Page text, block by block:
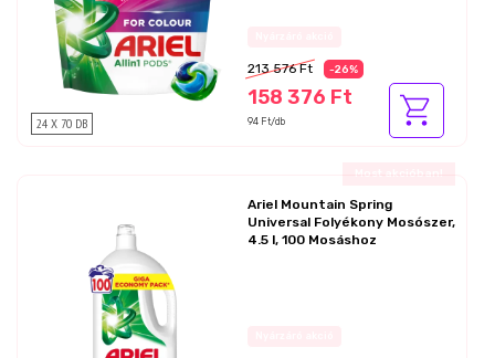
24 X 70 DB
213 576 Ft -26%
158 376 Ft
94 Ft/db
Ajándék akció!
Ariel Mountain Spring
Universal Folyékony Mosószer,
4.5 l, 100 Mosáshoz